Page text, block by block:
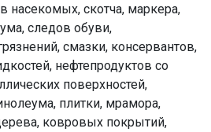
насекомых, скотча, маркера,
следов обуви,
смазки, консервантов,
нефтепродуктов со
поверхностей,
плитки, мрамора,
ковровых покрытий,